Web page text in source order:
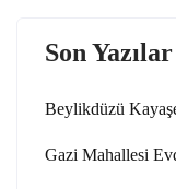
Son Yazılar
Beylikdüzü
Gazi Mahallesi